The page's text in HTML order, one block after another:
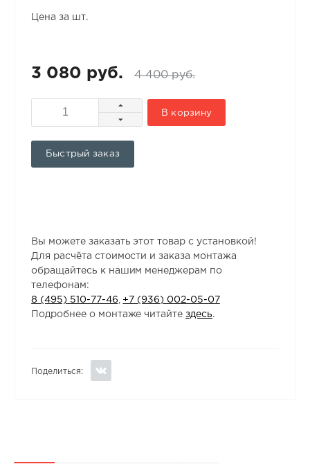
Цена за шт.
3 080 руб. 4 400 руб.
В корзину
Быстрый заказ
Вы можете заказать этот товар с установкой!
Для расчёта стоимости и заказа монтажа
обращайтесь к нашим менеджерам по
телефонам:
8 (495) 510-77-46
+7 (936) 002-05-07
Подробнее о монтаже читайтездесь.
Поделиться: